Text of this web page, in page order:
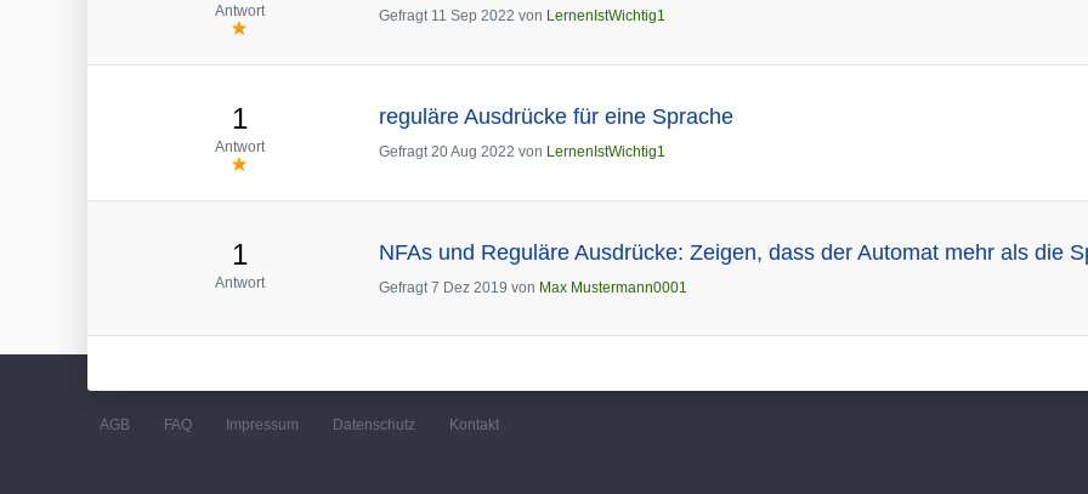
Antwort Gefragt 11 Sep 2022 von LernenIstWichtig1
1
Antwort
reguläre Ausdrücke für eine Sprache
Gefragt 20 Aug 2022 von LernenIstWichtig1
1
Antwort
NFAs und Reguläre Ausdrücke: Zeigen, dass der Automat mehr als die
Gefragt 7 Dez 2019 von Max Mustermann0001
AGB FAQ Impressum Datenschutz Kontakt